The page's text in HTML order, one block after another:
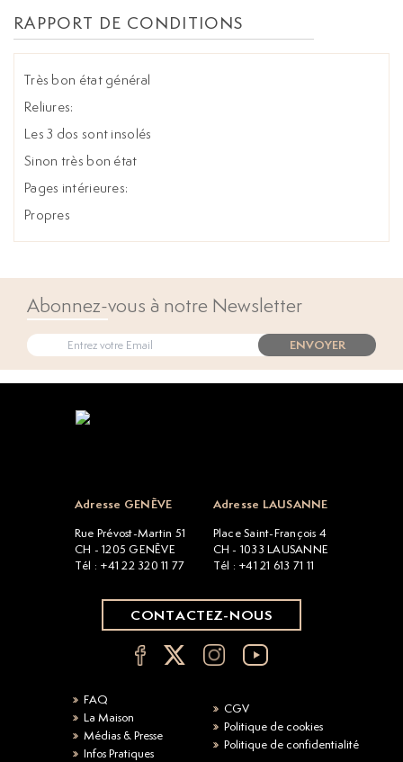
RAPPORT DE CONDITIONS
Très bon état général
Reliures:
Les 3 dos sont insolés
Sinon très bon état
Pages intérieures:
Propres
Abonnez-vous à notre Newsletter
ENVOYER
Adresse GENÈVE
Rue Prévost-Martin 51
CH - 1205 GENÈVE
Tél : +41 22 320 11 77
Adresse LAUSANNE
Place Saint-François 4
CH - 1033 LAUSANNE
Tél : +41 21 613 71 11
CONTACTEZ-NOUS
FAQ
La Maison
Médias & Presse
Infos Pratiques
CGV
Politique de cookies
Politique de confidentialité